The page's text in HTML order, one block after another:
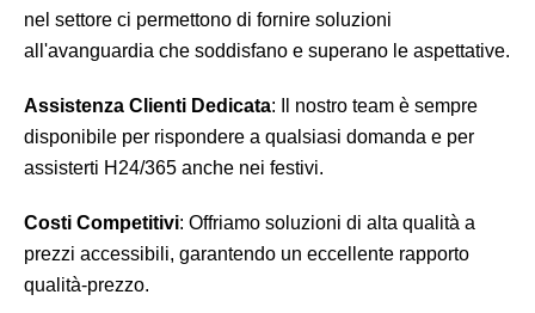
nel settore ci permettono di fornire soluzioni
all'avanguardia che soddisfano e superano le aspettative.
Assistenza Clienti Dedicata: Il nostro team è sempre
disponibile per rispondere a qualsiasi domanda e per
assisterti H24/365 anche nei festivi.
Costi Competitivi: Offriamo soluzioni di alta qualità a
prezzi accessibili, garantendo un eccellente rapporto
qualità-prezzo.